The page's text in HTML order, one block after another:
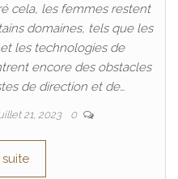
cela, les femmes restent
domaines, tels que les
les technologies de
encore des obstacles
de direction et de…
21, 2023 0
suite